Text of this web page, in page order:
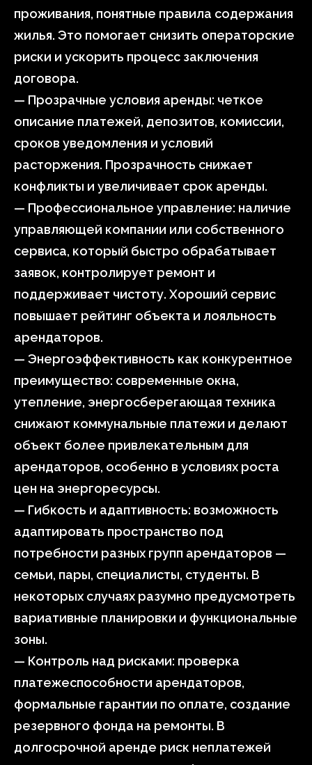
проживания, понятные правила содержания
жилья. Это помогает снизить операторские
риски и ускорить процесс заключения
договора.
— Прозрачные условия аренды: четкое
описание платежей, депозитов, комиссии,
сроков уведомления и условий
расторжения. Прозрачность снижает
конфликты и увеличивает срок аренды.
— Профессиональное управление: наличие
управляющей компании или собственного
сервиса, который быстро обрабатывает
заявок, контролирует ремонт и
поддерживает чистоту. Хороший сервис
повышает рейтинг объекта и лояльность
арендаторов.
— Энергоэффективность как конкурентное
преимущество: современные окна,
утепление, энергосберегающая техника
снижают коммунальные платежи и делают
объект более привлекательным для
арендаторов, особенно в условиях роста
цен на энергоресурсы.
— Гибкость и адаптивность: возможность
адаптировать пространство под
потребности разных групп арендаторов —
семьи, пары, специалисты, студенты. В
некоторых случаях разумно предусмотреть
вариативные планировки и функциональные
зоны.
— Контроль над рисками: проверка
платежеспособности арендаторов,
формальные гарантии по оплате, создание
резервного фонда на ремонты. В
долгосрочной аренде риск неплатежей